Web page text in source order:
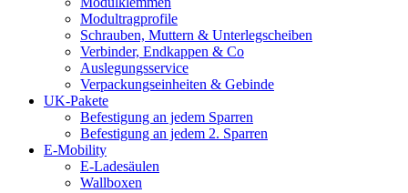
Modultragprofile
Schrauben, Muttern & Unterlegscheiben
Verbinder, Endkappen & Co
Auslegungsservice
Verpackungseinheiten & Gebinde
UK-Pakete
Befestigung an jedem Sparren
Befestigung an jedem 2. Sparren
E-Mobility
E-Ladesäulen
Wallboxen